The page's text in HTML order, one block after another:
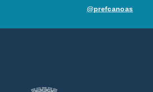
@prefcanoas